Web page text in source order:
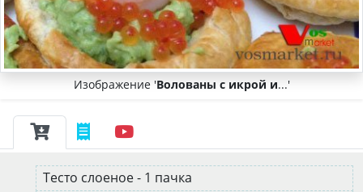
Изображение 'Волованы с икрой и...'
Тесто слоеное - 1 пачка